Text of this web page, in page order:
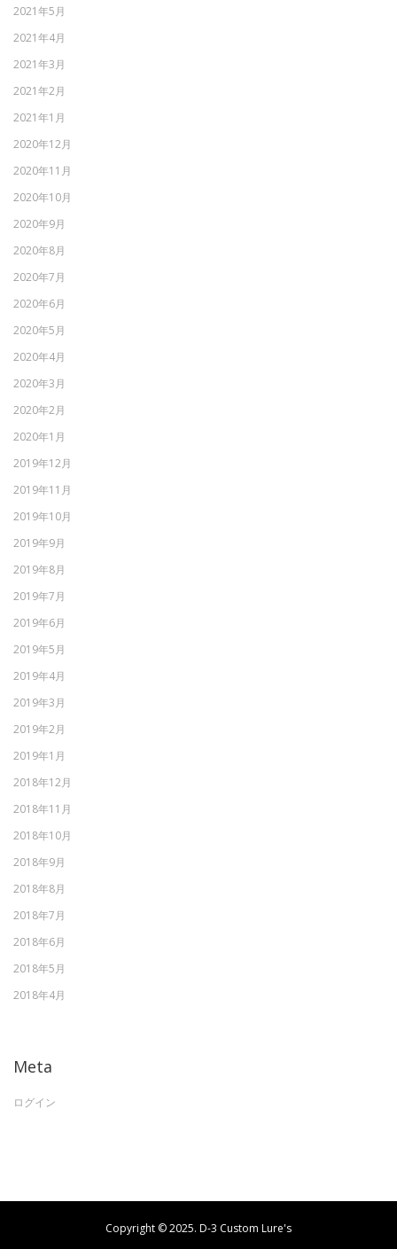
2021年5月
2021年4月
2021年3月
2021年2月
2021年1月
2020年12月
2020年11月
2020年10月
2020年9月
2020年8月
2020年7月
2020年6月
2020年5月
2020年4月
2020年3月
2020年2月
2020年1月
2019年12月
2019年11月
2019年10月
2019年9月
2019年8月
2019年7月
2019年6月
2019年5月
2019年4月
2019年3月
2019年2月
2019年1月
2018年12月
2018年11月
2018年10月
2018年9月
2018年8月
2018年7月
2018年6月
2018年5月
2018年4月
Meta
ログイン
Copyright © 2025. D-3 Custom Lure's